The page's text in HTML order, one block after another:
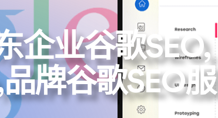
企业谷歌SEO,
牌谷歌SEO服